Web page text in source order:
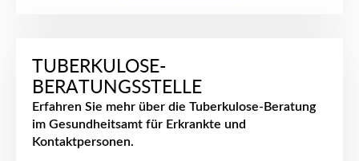
TUBERKULOSE-
BERATUNGSSTELLE
Erfahren Sie mehr über die Tuberkulose-Beratung
im Gesundheitsamt für Erkrankte und
Kontaktpersonen.